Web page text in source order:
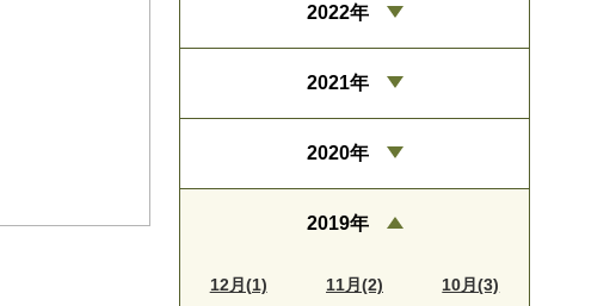
2022年
2021年
2020年
2019年
12月(1) 11月(2) 10月(3)